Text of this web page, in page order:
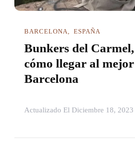
BARCELONA ESPAÑA
Bunkers del
cómo llegar al
Barcelona
Actualizado El Diciembre 18, 2023